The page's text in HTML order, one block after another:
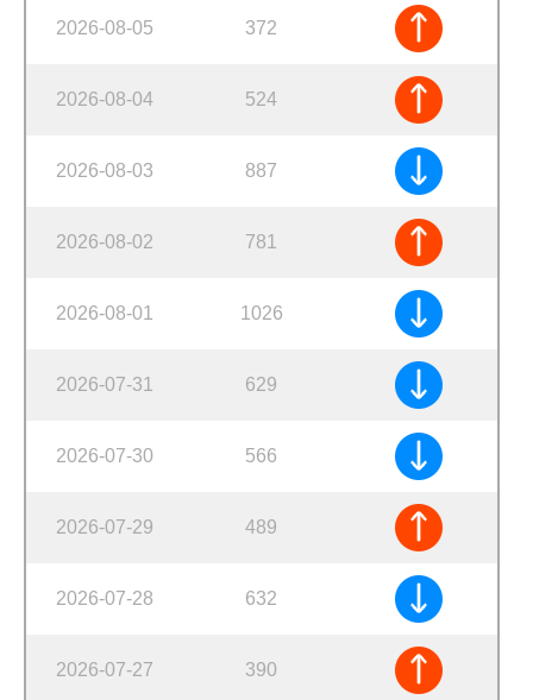
2026-08-05 372
2026-08-04 524
2026-08-03 887
2026-08-02 781
2026-08-01 1026
2026-07-31 629
2026-07-30 566
2026-07-29 489
2026-07-28 632
2026-07-27 390